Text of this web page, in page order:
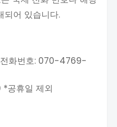
되어 있습니다.
화번호: 070-4769-
공휴일 제외